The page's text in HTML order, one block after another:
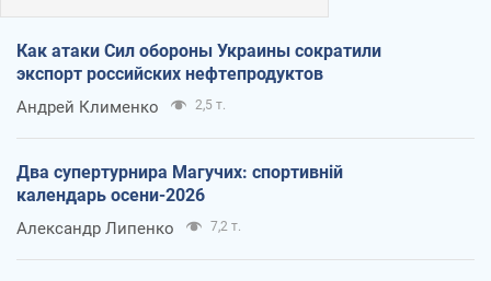
Как атаки Сил обороны Украины сократили
экспорт российских нефтепродуктов
Андрей Клименко 2,5 т.
Два супертурнира Магучих: спортивній
календарь осени-2026
Александр Липенко 7,2 т.